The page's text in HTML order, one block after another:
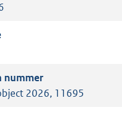
2026, 11695